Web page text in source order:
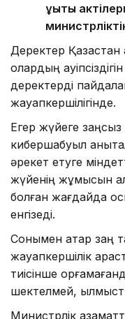
құқықтық
Деректер
олардың
деректерді
жауапкершілігінде.
Егер жүйеге заңсыз
кибершабуыл
әрекет етуге
жүйенің жұмысын
болған жағдайда
енгізеді.
Сонымен қатар заң
жауапкершілік
тиісінше
шектелмей,
Министрлік